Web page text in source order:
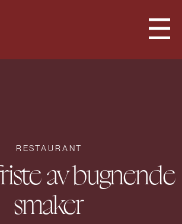
RESTAURANT
av bugnende
smaker